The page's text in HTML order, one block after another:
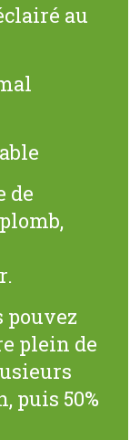
au
de
pouvez
plein de
puis 50%